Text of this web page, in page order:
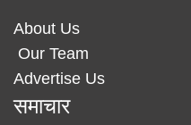
About Us
Our Team
Advertise Us
समाचार